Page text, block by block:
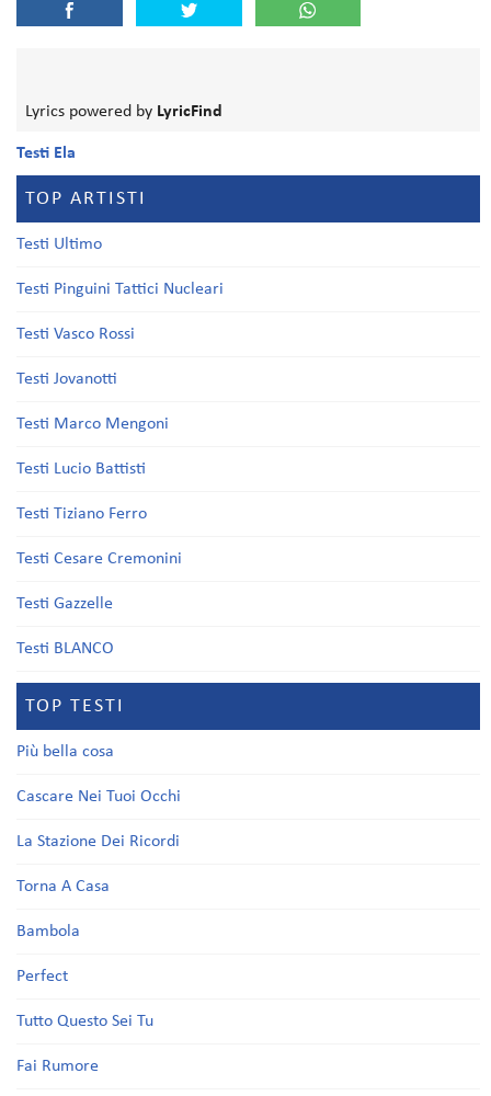
Lyrics powered by LyricFind
Testi Ela
TOP ARTISTI
Testi Ultimo
Testi Pinguini Tattici Nucleari
Testi Vasco Rossi
Testi Jovanotti
Testi Marco Mengoni
Testi Lucio Battisti
Testi Tiziano Ferro
Testi Cesare Cremonini
Testi Gazzelle
Testi BLANCO
TOP TESTI
Più bella cosa
Cascare Nei Tuoi Occhi
La Stazione Dei Ricordi
Torna A Casa
Bambola
Perfect
Tutto Questo Sei Tu
Fai Rumore